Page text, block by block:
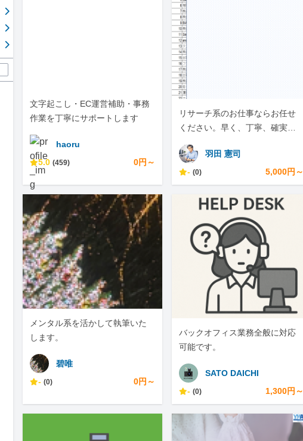
文字起こし・EC運営補助・事務
作業を丁寧にサポートします
haoru
5.0 (459) 0円～
リサーチ系のお仕事ならお任せ
ください。早く、丁寧、確実な
羽田 憲司
- (0) 5,000円～
メンタル系を活かして執筆いた
します。
碧唯
- (0) 0円～
バックオフィス業務全般に対応
可能です。
SATO DAICHI
- (0) 1,300円～